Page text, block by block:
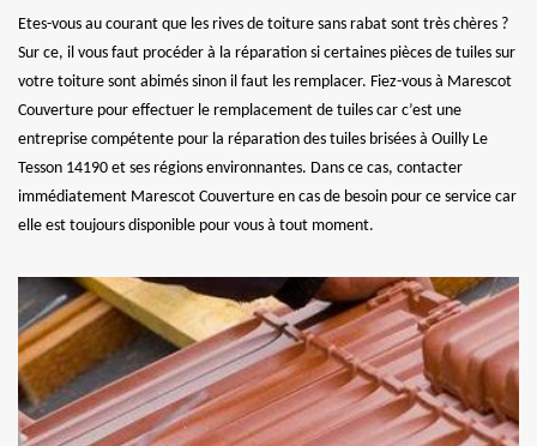
Etes-vous au courant que les rives de toiture sans rabat sont très chères ?
Sur ce, il vous faut procéder à la réparation si certaines pièces de tuiles sur
votre toiture sont abimés sinon il faut les remplacer. Fiez-vous à Marescot
Couverture pour effectuer le remplacement de tuiles car c’est une
entreprise compétente pour la réparation des tuiles brisées à Ouilly Le
Tesson 14190 et ses régions environnantes. Dans ce cas, contacter
immédiatement Marescot Couverture en cas de besoin pour ce service car
elle est toujours disponible pour vous à tout moment.